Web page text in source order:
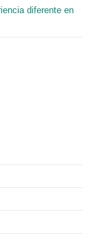
diferente en